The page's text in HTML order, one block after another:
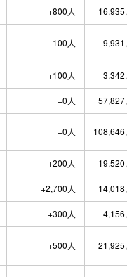
+800人
-100人
+100人
+0人
+0人
+200人
+2,700人
+300人
+500人